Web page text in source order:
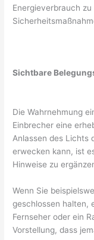
Energieverbrauch
Sichtbare
Die Wahrnehmung
Einbrecher eine
Anlassen des Lichts
erwecken kann, ist
Hinweise zu
Wenn Sie
geschlossen halten,
Fernseher oder ein
Vorstellung, dass